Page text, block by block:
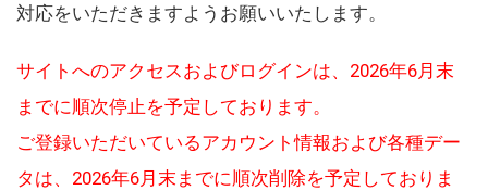
対応をいただきますようお願いいたします。
サイトへのアクセスおよびログインは、2026年6月末
までに順次停止を予定しております。
ご登録いただいているアカウント情報および各種デー
タは、2026年6月末までに順次削除を予定しておりま